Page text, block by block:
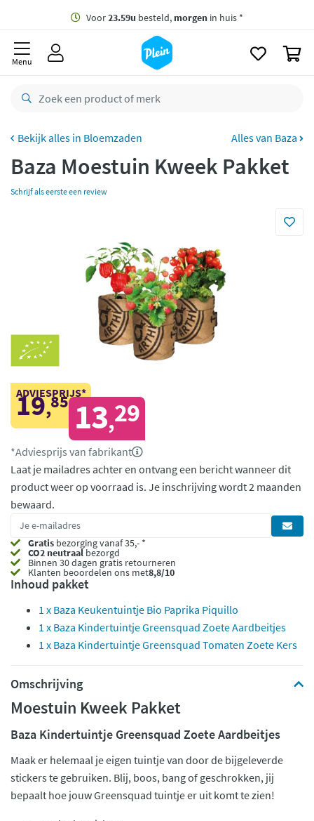
Gratisbezorging vanaf 35,- *
besteld,
retourneren
CO2 neutraal
Betaal met Klarna
Menu
Bloemzaden Alles van Baza
Baza Moestuin Kweek Pakket
Schrijf als eerste een review
ADVIESPRIJS*
19,85 13,29
*Adviesprijs van fabrikant
Laat je mailadres achter en ontvang een bericht wanneer dit
product weer op voorraad is. Je inschrijving wordt 2 maanden
bewaard.
Gratis bezorging vanaf 35,- *
CO2 neutraalbezorgd
Binnen 30 dagen gratis retourneren
Klanten beoordelen ons met8,8/10
Inhoud pakket
1 x Baza Keukentuintje Bio Paprika Piquillo
1 x Baza Kindertuintje Greensquad Zoete Aardbeitjes
1 x Baza Kindertuintje Greensquad Tomaten Zoete Kers
Omschrijving
Moestuin Kweek Pakket
Baza Kindertuintje Greensquad Zoete Aardbeitjes
Maak er helemaal je eigen tuintje van door de bijgeleverde
stickers te gebruiken. Blij, boos, bang of geschrokken, jij
bepaalt hoe jouw Greensquad tuintje er uit komt te zien!